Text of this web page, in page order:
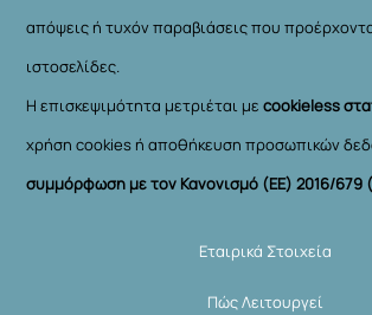
απόψεις ή τυχόν παραβιάσεις που
ιστοσελίδες.
Η επισκεψιμότητα μετριέται μεcookieless
χρήση cookies ή αποθήκευση προσωπικών
συμμόρφωση με τον Κανονισμό (ΕΕ) 2016/679
Εταιρικά Στοιχεία
Πώς Λειτουργεί